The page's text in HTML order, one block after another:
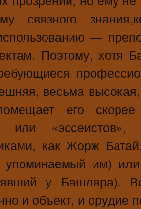
связного
—
Поэтому, хотя
весьма
его
или
как Жорж
упоминаемый им)
у Башляра).
и объект, и орудие